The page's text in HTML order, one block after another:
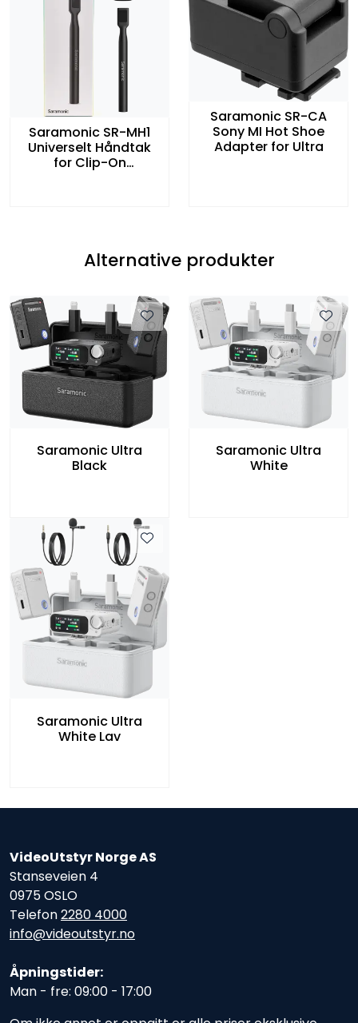
Saramonic SR-MH1
Universelt Håndtak
for Clip-On
Saramonic SR-CA
Sony MI Hot Shoe
Adapter for Ultra
Alternative produkter
Saramonic Ultra
Black
Saramonic Ultra
White
Saramonic Ultra
White Lav
VideoUtstyr Norge AS
Stanseveien 4
0975 OSLO
Telefon2280 4000
info@videoutstyr.no
Åpningstider:
Man - fre: 09:00 - 17:00